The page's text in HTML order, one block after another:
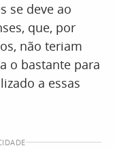
se deve ao
que, por
não teriam
o bastante para
a essas